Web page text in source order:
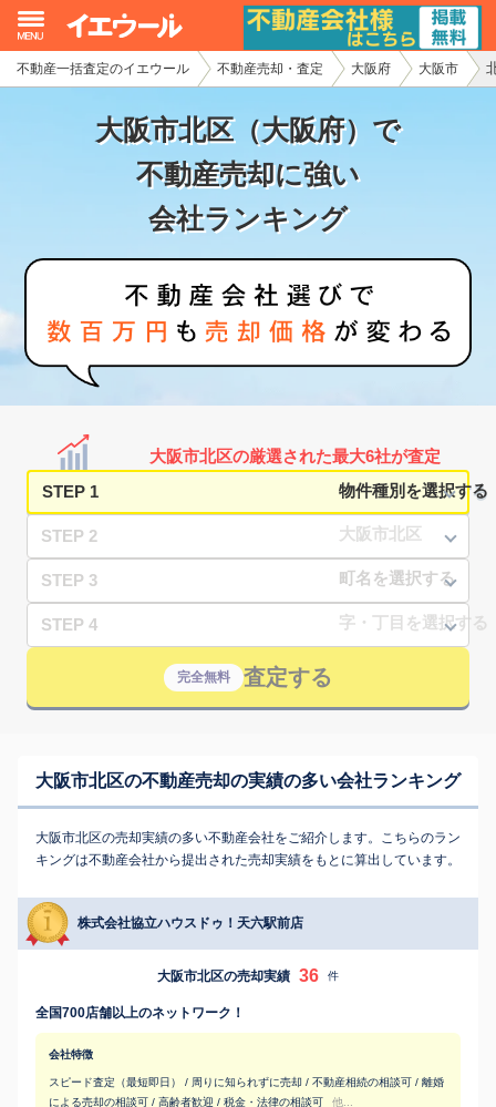
不動産一括査定のイエウール 不動産売却・査定 大阪府 大阪市
大阪市北区（大阪府）で
不動産売却に強い
会社ランキング
大阪市北区の厳選された最大6社が査定
STEP 1
STEP 2
STEP 3
STEP 4
完全無料 査定する
大阪市北区の不動産売却の実績の多い会社ランキング
大阪市北区の売却実績の多い不動産会社をご紹介します。こちらのラン
キングは不動産会社から提出された売却実績をもとに算出しています。
株式会社協立ハウスドゥ！天六駅前店
大阪市北区の売却実績 36 件
全国700店舗以上のネットワーク！
会社特徴
スピード査定（最短即日） / 周りに知られずに売却 / 不動産相続の相談可 / 離婚
による売却の相談可 / 高齢者歓迎 / 税金・法律の相談可
他...
イエウール加盟希望の不動産会社様
初めての方へ
不動産売却の流れ
家査定シミュレーター
お問い合わせ